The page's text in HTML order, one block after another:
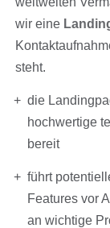
wir eine
steht.
die
hochwertige
bereit
führt
Features vor
an wichtige